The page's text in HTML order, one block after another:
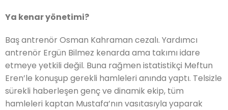
Ya kenar yönetimi?
Baş antrenör Osman Kahraman cezalı. Yardımcı
antrenör Ergün Bilmez kenarda ama takımı idare
etmeye yetkili değil. Buna rağmen istatistikçi Meftun
Eren’le konuşup gerekli hamleleri anında yaptı. Telsizle
sürekli haberleşen genç ve dinamik ekip, tüm
hamleleri kaptan Mustafa’nın vasıtasıyla yaparak